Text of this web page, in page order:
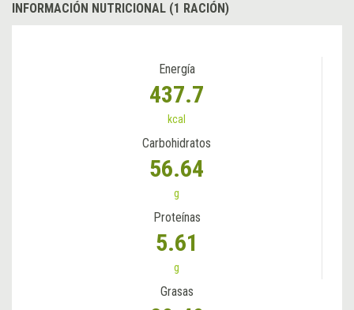
INFORMACIÓN NUTRICIONAL (1 RACIÓN)
Energía
437.7
kcal
Carbohidratos
56.64
g
Proteínas
5.61
g
Grasas